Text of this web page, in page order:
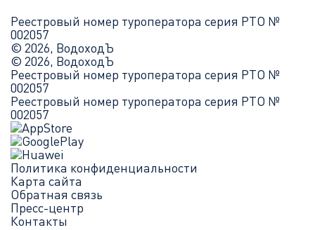
Реестровый номер туроператора серия РТО №
002057
© 2026, ВодоходЪ
© 2026, ВодоходЪ
Реестровый номер туроператора серия РТО №
002057
Реестровый номер туроператора серия РТО №
002057
Политика конфиденциальности
Карта сайта
Обратная связь
Пресс-центр
Контакты